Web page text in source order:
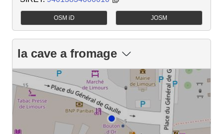
OSM iD JOSM
la cave a fromage